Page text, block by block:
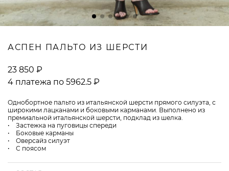
ВОПРОСЫ И ОТВЕТЫ
АСПЕН ПАЛЬТО ИЗ ШЕРСТИ
23 850 ₽
4 платежа по 5962.5 ₽
Однобортное пальто из итальянской шерсти прямого силуэта, с
широкими лацканами и боковыми карманами. Выполнено из
премиальной итальянской шерсти, подклад из шелка.
• Застежка на пуговицы спереди
• Боковые карманы
• Оверсайз силуэт
• С поясом